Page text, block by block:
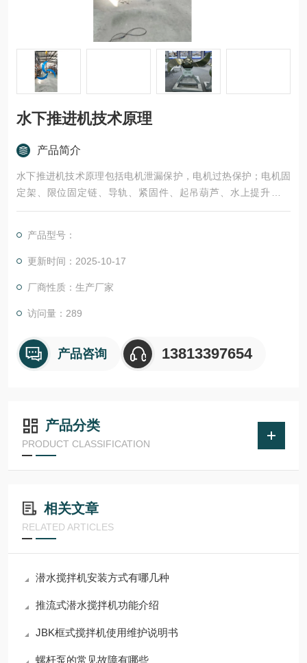
水下推进机技术原理
产品简介
水下推进机技术原理包括电机泄漏保护，电机过热保护；电机固
定架、限位固定链、导轨、紧固件、起吊葫芦、水上提升装置
等；10米水下电缆；有效和安全运行以及安装所必需的所有附
产品型号：
更新时间：2025-10-17
厂商性质：生产厂家
访问量：289
产品咨询 13813397654
产品分类
PRODUCT CLASSIFICATION
相关文章
RELATED ARTICLES
潜水搅拌机安装方式有哪几种
推流式潜水搅拌机功能介绍
JBK框式搅拌机使用维护说明书
​螺杆泵的常见故障有哪些